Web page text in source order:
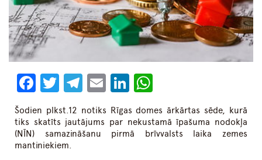
Facebook
Twitter
Telegram
EmailLinkedIn
Šodien plkst.12 notiks Rīgas domes ārkārtas sēde, kurā
tiks skatīts jautājums par nekustamā īpašuma nodokļa
(NĪN) samazināšanu pirmā brīvvalsts laika zemes
mantiniekiem.